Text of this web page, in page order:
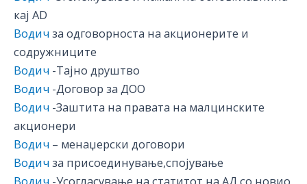
кај AD
Водичза одговорноста на акционерите и
содружниците
Водич -Тајно друштво
Водич -Договор за ДОО
Водич -Заштита на правата на малцинските
акционери
Водич – менаџерски договори
Водичза присоединување,спојување
Водич -Усогласување на статитот на АД со новио